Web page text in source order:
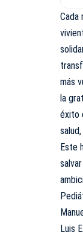
Cada
más
la
éxito
Este
Luis